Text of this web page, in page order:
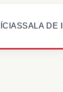
SALA DE